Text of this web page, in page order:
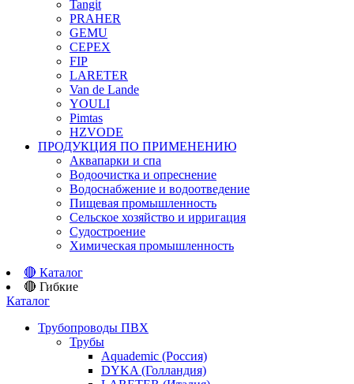
Tangit
PRAHER
GEMU
CEPEX
FIP
LARETER
Van de Lande
YOULI
Pimtas
HZVODE
ПРОДУКЦИЯ ПО ПРИМЕНЕНИЮ
Аквапарки и спа
Водоочистка и опреснение
Водоснабжение и водоотведение
Пищевая промышленность
Сельское хозяйство и ирригация
Судостроение
Химическая промышленность
🔴 Каталог
🔴 Гибкие
Каталог
Трубопроводы ПВХ
Трубы
Aquademic (Россия)
DYKA (Голландия)